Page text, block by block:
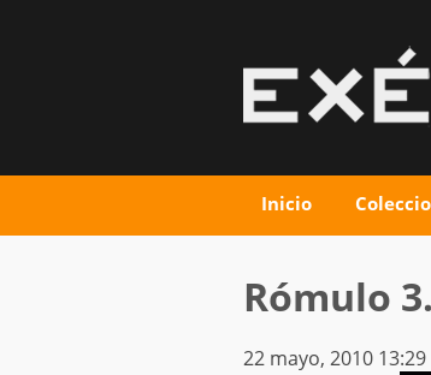
Inicio
Rómulo
22 mayo, 2010 13:29